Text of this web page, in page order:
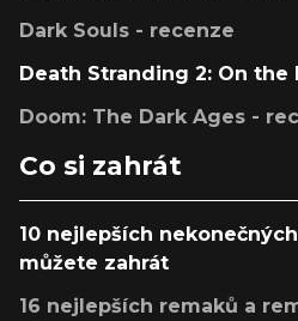
Dark Souls - recenze
Death Stranding 2: On the
Doom: The Dark Ages -
Co si zahrát
10 nejlepších
můžete zahrát
16 nejlepších remaků a